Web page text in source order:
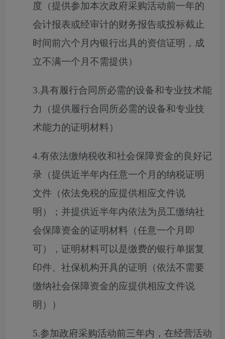
度（提供参加本次政府采购活动前一年的
会计报表或经审计的财务报告或投标截止
时间前六个月内银行出具的资信证明，成
立不满一个月不需提供）
3.具有履行合同所必需的设备和专业技术能
力（提供履行合同所必需的设备和专业技
术能力的证明材料）
4.有依法缴纳税收和社会保障资金的良好记
录（提供近半年内任意一个月的纳税证明
文件（依法免税的应提供相应文件说
明）；并提供近半年内依法为员工缴纳社
会保障资金的证明材料（任意一个月即
可），证明材料可以是缴费的银行单据复
印件、社保机构开具的证明（依法不需要
缴纳社会保障资金的应提供相应文件说
明））
5.参加政府采购活动前三年内，在经营活动